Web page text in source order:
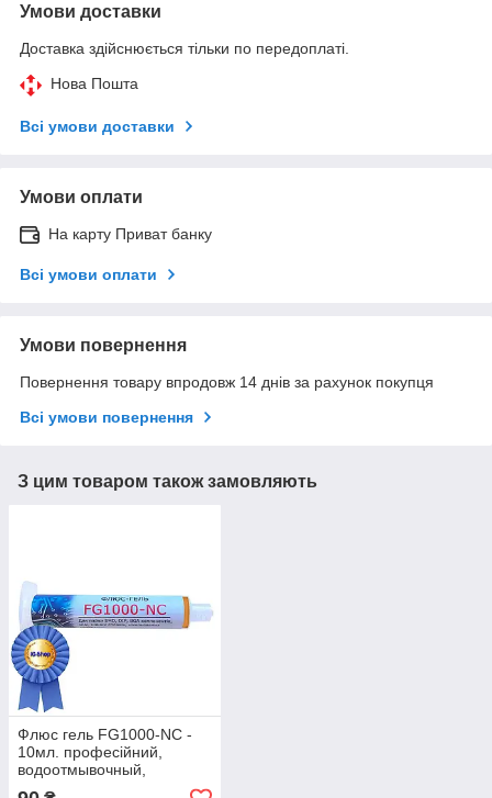
Умови доставки
Доставка здійснюється тільки по передоплаті.
Нова Пошта
Всі умови доставки
Умови оплати
На карту Приват банку
Всі умови оплати
Умови повернення
Повернення товару впродовж 14 днів за рахунок покупця
Всі умови повернення
З цим товаром також замовляють
Флюс гель FG1000-NC -
10мл. професійний,
водоотмывочный,
водосмываемый